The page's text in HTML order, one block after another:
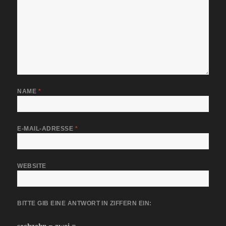
NAME *
E-MAIL-ADRESSE *
WEBSITE
BITTE GIB EINE ANTWORT IN ZIFFERN EIN: